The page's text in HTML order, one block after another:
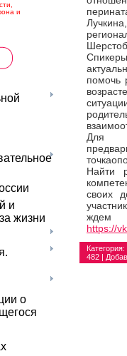
и
и
жизни
о
помочь
Для
Найти
своих
ждем
https://
Категория:
482 |